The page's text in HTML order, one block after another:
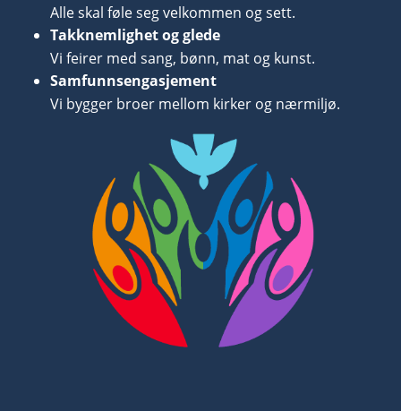
Alle skal føle seg velkommen og sett.
Takknemlighet og glede
Vi feirer med sang, bønn, mat og kunst.
Samfunnsengasjement
Vi bygger broer mellom kirker og nærmiljø.